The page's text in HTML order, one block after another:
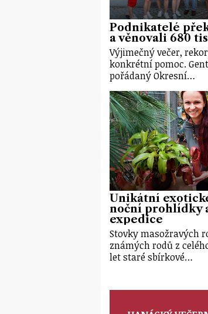
Podnikatelé
a věnovali 680
Výjimečný večer,
konkrétní pomoc.
pořádaný Okresní…
Unikátní
noční prohlídky
expedice
Stovky masožravých
známých rodů z
let staré sbírkové…